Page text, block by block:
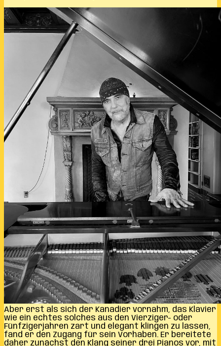
Aber erst als sich der Kanadier vornahm, das Klavier
wie ein echtes solches aus den Vierziger- oder
Fünfzigerjahren zart und elegant klingen zu lassen,
fand er den Zugang für sein Vorhaben. Er bereitete
daher zunächst den Klang seiner drei Pianos vor, mit